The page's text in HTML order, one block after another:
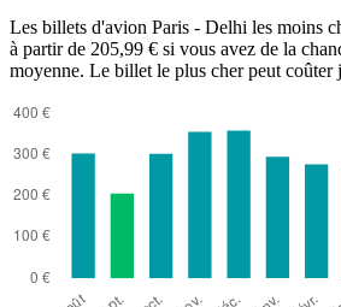
Les billets d'avion Paris - Delhi les moins
à partir de 205,99 € si vous avez de la
moyenne. Le billet le plus cher peut coûter